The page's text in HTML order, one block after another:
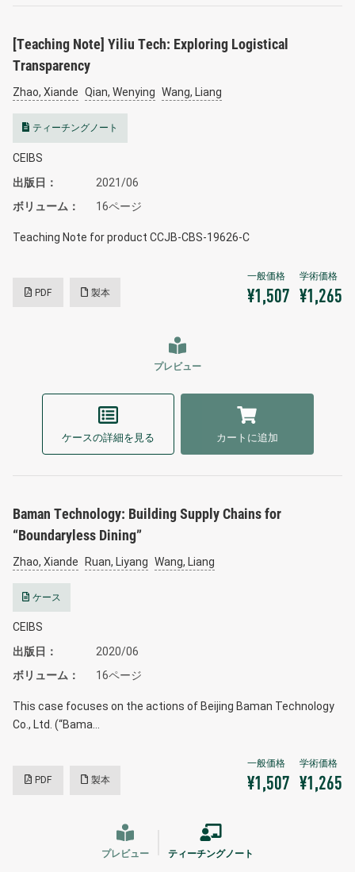
[Teaching Note] Yiliu Tech: Exploring Logistical
Transparency
Zhao, Xiande Qian, Wenying Wang, Liang
ティーチングノート
CEIBS
出版日
2021/06
ボリューム
16ページ
Teaching Note for product CCJB-CBS-19626-C
PDF 製本 ¥1,507 ¥1,265
プレビュー
ケースの詳細を見る カートに追加
Baman Technology: Building Supply Chains for
“Boundaryless Dining”
Zhao, Xiande Ruan, Liyang Wang, Liang
ケース
CEIBS
出版日
2020/06
ボリューム
16ページ
This case focuses on the actions of Beijing Baman Technology
Co., Ltd. (“Bama…
PDF 製本 ¥1,507 ¥1,265
プレビュー ティーチングノート